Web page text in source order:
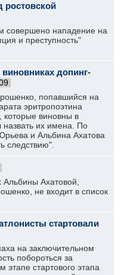
ростовской
совершено нападение на
и преступность"
допинг-
попавшийся на
эритропоэтина
которые виновны в
их имена. По
и Альбина Ахатова
следствию".
Ахатовой,
не входит в список
стартовали
на заключительном
побороться за
этапе стартового этапа